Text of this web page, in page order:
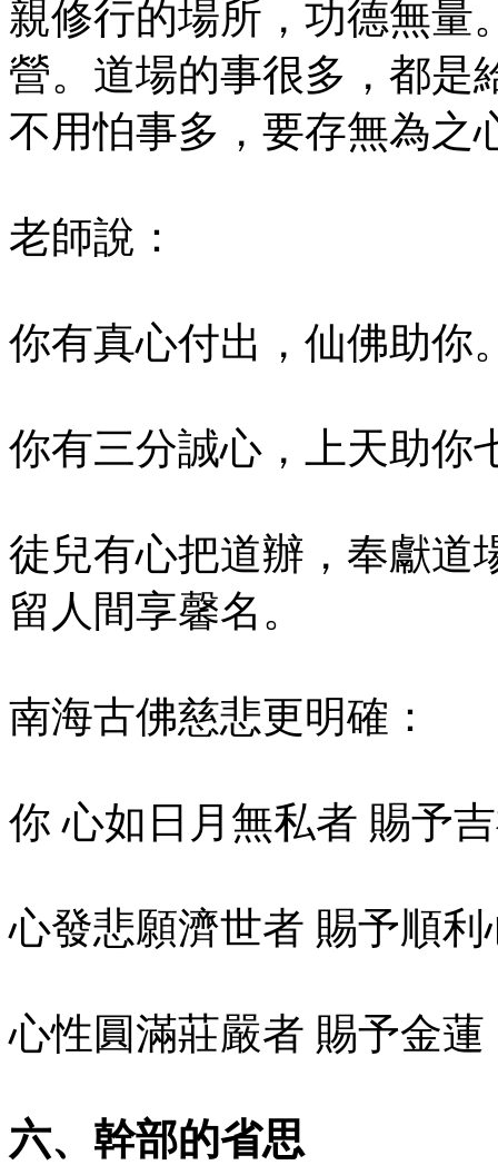
親修行的場所，功德無量
營。道場的事很多，都是
不用怕事多，要存無為之
老師說：
你有真心付出，仙佛助你
你有三分誠心，上天助你
徒兒有心把道辦，奉獻道
留人間享馨名。
南海古佛慈悲更明確：
你 心如日月無私者 賜予
心發悲願濟世者 賜予順
心性圓滿莊嚴者 賜予金蓮
六、幹部的省思